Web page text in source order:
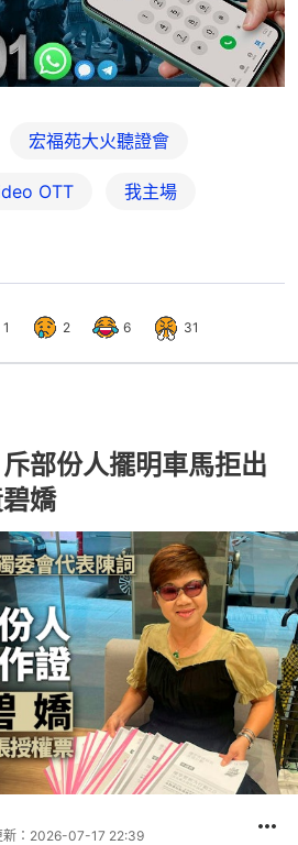
宏福苑大火聽證會
‌OTT 我主場
1 2 6 31
部份人擺明車馬拒出
嬌
： 2026-07-17 22:39